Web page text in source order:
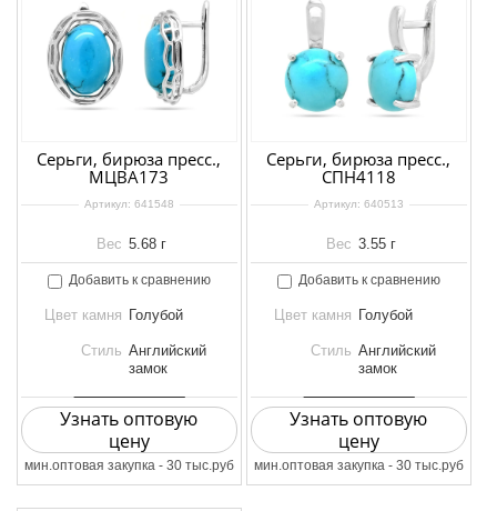
Серьги, бирюза пресс.,
МЦВА173
Артикул: 641548
Вес 5.68 г
Добавить к сравнению
Цвет камня Голубой
Стиль Английский
замок
Узнать оптовую
цену
мин.оптовая закупка - 30 тыс.руб
Серьги, бирюза пресс.,
СПН4118
Артикул: 640513
Вес 3.55 г
Добавить к сравнению
Цвет камня Голубой
Стиль Английский
замок
Узнать оптовую
цену
мин.оптовая закупка - 30 тыс.руб